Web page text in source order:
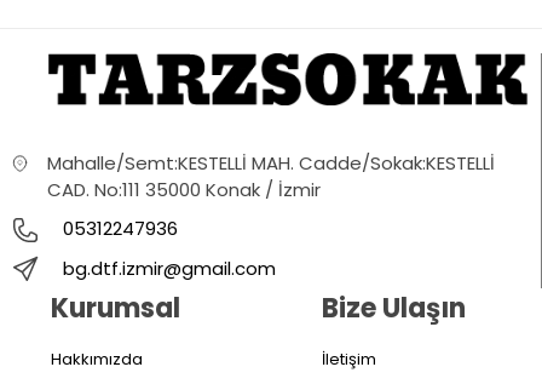
Mahalle/Semt:KESTELLİ MAH. Cadde/Sokak:KESTELLİ
CAD. No:111 35000 Konak / İzmir
05312247936
bg.dtf.izmir@gmail.com
Kurumsal
Hakkımızda
Bize Ulaşın
İletişim